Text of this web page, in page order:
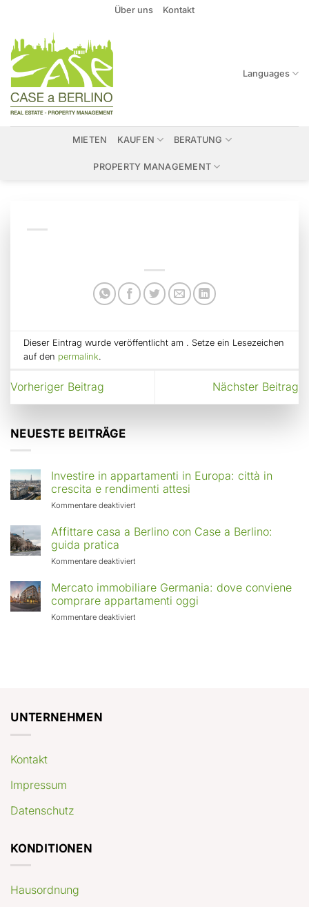
springen
Über uns Kontakt
Languages
MIETEN KAUFEN BERATUNG
PROPERTY MANAGEMENT
Dieser Eintrag wurde veröffentlicht am . Setze ein Lesezeichen
auf den permalink.
Vorheriger Beitrag Nächster Beitrag
NEUESTE BEITRÄGE
Investire in appartamenti in Europa: città in
crescita e rendimenti attesi
Kommentare deaktiviertfür
in
Europa:
in
crescita
rendimenti
Affittare casa a Berlino con Case a Berlino:
guida pratica
Kommentare deaktiviertfür
casa
a
Berlino
con
Mercato immobiliare Germania: dove conviene
comprare appartamenti oggi
Kommentare deaktiviertfür
UNTERNEHMEN
Kontakt
Impressum
Datenschutz
KONDITIONEN
Hausordnung